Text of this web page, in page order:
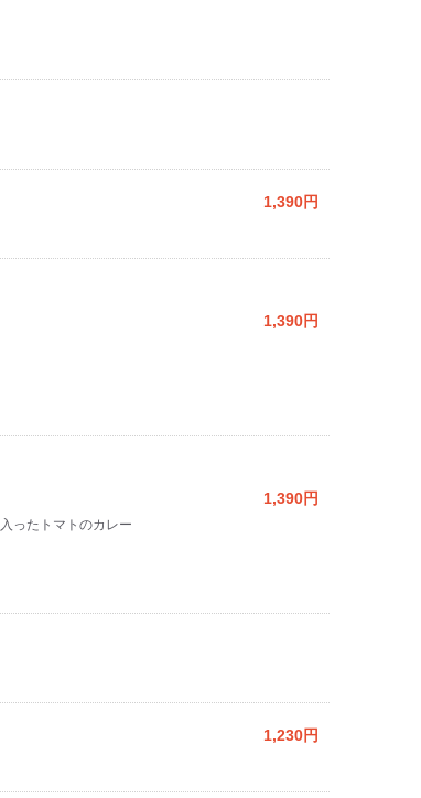
1,390円
1,390円
1,390円
ったトマトのカレー
1,230円